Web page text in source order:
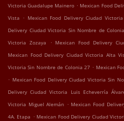
Victoria Guadalupe Mainero . Mexican Food
Vista
. Mexican Food Delivery Ciudad
Delivery Ciudad Victoria Sin Nombre de
Victoria Zozaya
. Mexican Food Delivery
Mexican Food Delivery Ciudad Victoria Alta
Victoria Sin Nombre de Colonia 27 . Mexican
. Mexican Food Delivery Ciudad Victoria Sin
Delivery Ciudad Victoria Luis Echeverría
Victoria Miguel Alemán . Mexican Food
4A. Etapa . Mexican Food Delivery Ciudad